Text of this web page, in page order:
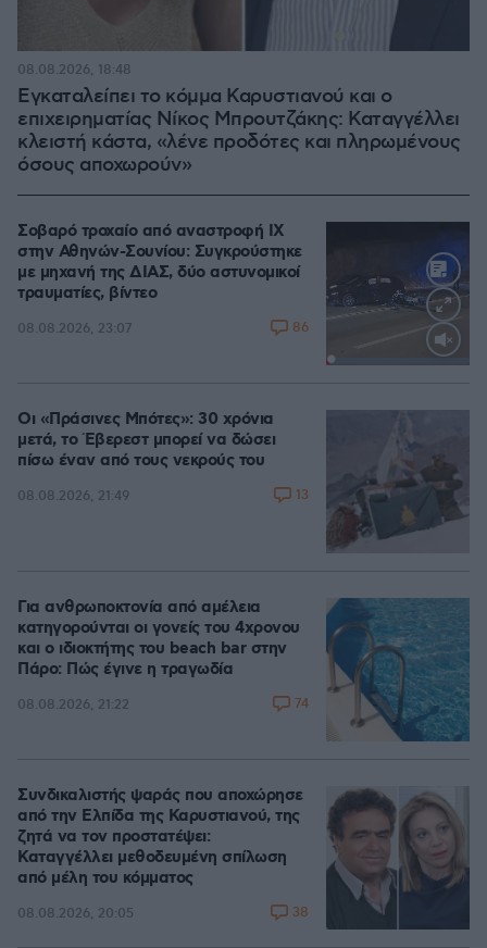
Εγκαταλείπει το κόμμα Καρυστιανού και ο
επιχειρηματίας Νίκος Μπρουτζάκης: Καταγγέλλει
κλειστή κάστα, «λένε προδότες και πληρωμένους
όσους αποχωρούν»
08.08.2026, 18:48
Loaded:
Σοβαρό τροχαίο από αναστροφή ΙΧ
στην Αθηνών-Σουνίου: Συγκρούστηκε
με μηχανή της ΔΙΑΣ, δύο αστυνομικοί
τραυματίες, βίντεο
08.08.2026, 23:07 86
Οι «Πράσινες Μπότες»: 30 χρόνια
μετά, το Έβερεστ μπορεί να δώσει
πίσω έναν από τους νεκρούς του
08.08.2026, 21:49 13
Για ανθρωποκτονία από αμέλεια
κατηγορούνται οι γονείς του 4χρονου
και ο ιδιοκτήτης του beach bar στην
Πάρο: Πώς έγινε η τραγωδία
08.08.2026, 21:22 74
Συνδικαλιστής ψαράς που αποχώρησε
από την Ελπίδα της Καρυστιανού, της
ζητά να τον προστατέψει:
Καταγγέλλει μεθοδευμένη σπίλωση
από μέλη του κόμματος
08.08.2026, 20:05 38